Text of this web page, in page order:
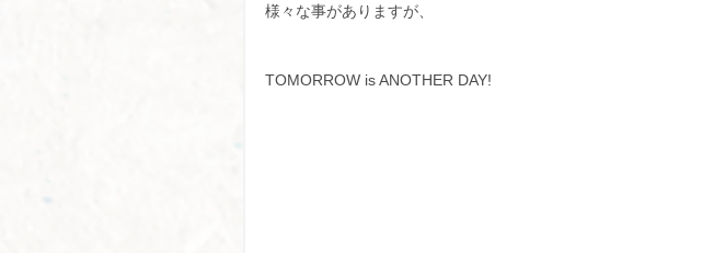
様々な事がありますが、
TOMORROW is ANOTHER DAY!